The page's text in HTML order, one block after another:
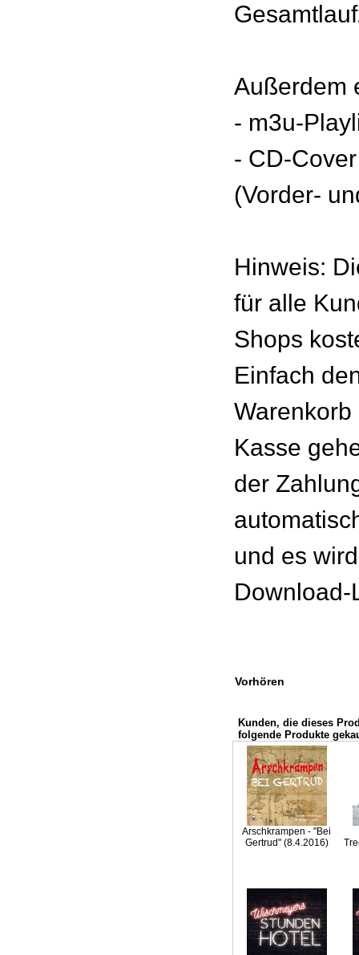
Außerdem
- m3u-
- CD-
(Vorder-
Hinweis:
für alle
Shops
Einfach
Kasse
der
und es
Download-
Vorhören
Kunden, die dieses
folgende Produkte
Arschkrampen - "Bei
Gertrud" (8.4.2016)